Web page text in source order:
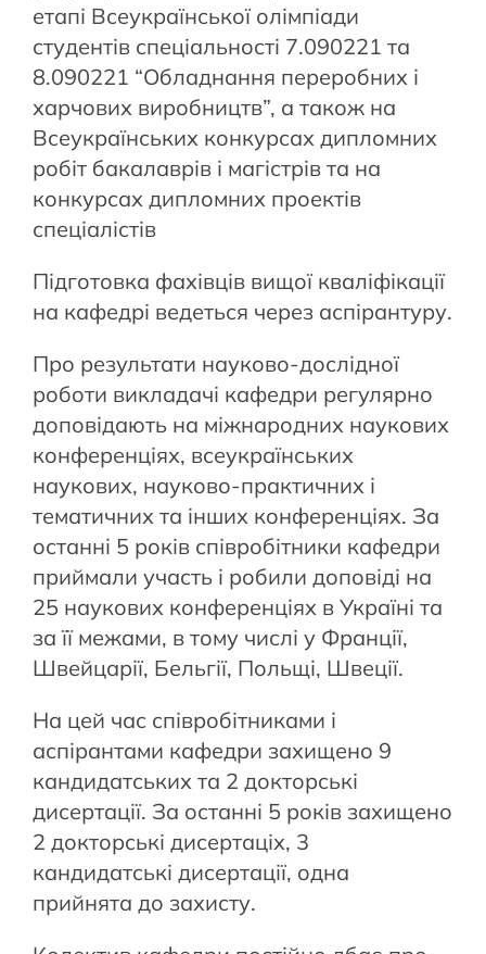
етапі Всеукраїнської олімпіади
студентів спеціальності 7.090221 та
8.090221 “Обладнання переробних і
харчових виробництв”, а також на
Всеукраїнських конкурсах дипломних
робіт бакалаврів і магістрів та на
конкурсах дипломних проектів
спеціалістів
Підготовка фахівців вищої кваліфікації
на кафедрі ведеться через аспірантуру.
Про результати науково-дослідної
роботи викладачі кафедри регулярно
доповідають на міжнародних наукових
конференціях, всеукраїнських
наукових, науково-практичних і
тематичних та інших конференціях. За
останні 5 років співробітники кафедри
приймали участь і робили доповіді на
25 наукових конференціях в Україні та
за її межами, в тому числі у Франції,
Швейцарії, Бельгії, Польщі, Швеції.
На цей час співробітниками і
аспірантами кафедри захищено 9
кандидатських та 2 докторські
дисертації. За останні 5 років захищено
2 докторські дисертаціх, 3
кандидатські дисертації, одна
прийнята до захисту.